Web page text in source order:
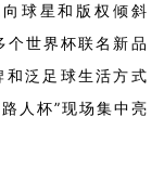
球星和版权倾斜
个世界杯联名新品
泛足球生活方式
人杯”现场集中亮